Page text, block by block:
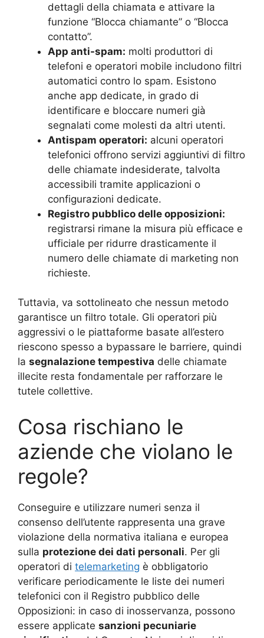
dettagli della chiamata e attivare la
funzione “Blocca chiamante” o “Blocca
contatto”.
App anti-spam: molti produttori di
telefoni e operatori mobile includono filtri
automatici contro lo spam. Esistono
anche app dedicate, in grado di
identificare e bloccare numeri già
segnalati come molesti da altri utenti.
Antispam operatori: alcuni operatori
telefonici offrono servizi aggiuntivi di filtro
delle chiamate indesiderate, talvolta
accessibili tramite applicazioni o
configurazioni dedicate.
Registro pubblico delle opposizioni:
registrarsi rimane la misura più efficace e
ufficiale per ridurre drasticamente il
numero delle chiamate di marketing non
richieste.
Tuttavia, va sottolineato che nessun metodo
garantisce un filtro totale. Gli operatori più
aggressivi o le piattaforme basate all’estero
riescono spesso a bypassare le barriere, quindi
la segnalazione tempestiva delle chiamate
illecite resta fondamentale per rafforzare le
tutele collettive.
Cosa rischiano le
aziende che violano le
regole?
Conseguire e utilizzare numeri senza il
consenso dell’utente rappresenta una grave
violazione della normativa italiana e europea
sulla protezione dei dati personali. Per gli
operatori di telemarketing è obbligatorio
verificare periodicamente le liste dei numeri
telefonici con il Registro pubblico delle
Opposizioni: in caso di inosservanza, possono
essere applicate sanzioni pecuniarie